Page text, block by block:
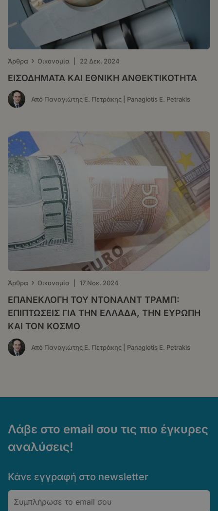
Άρθρα › Οικονομία 22 Δεκ. 2024
ΕΙΣΟΔΗΜΑΤΑ ΚΑΙ ΕΘΝΙΚΗ ΑΝΘΕΚΤΙΚΟΤΗΤΑ
Από Παναγιώτης Ε. Πετράκης | Panagiotis E. Petrakis
Άρθρα › Οικονομία 17 Νοε. 2024
ΕΠΑΝΕΚΛΟΓΗ ΤΟΥ ΝΤΟΝΑΛΝΤ ΤΡΑΜΠ:
ΕΠΙΠΤΩΣΕΙΣ ΓΙΑ ΤΗΝ ΕΛΛΑΔΑ, ΤΗΝ ΕΥΡΩΠΗ
ΚΑΙ ΤΟΝ ΚΟΣΜΟ
Από Παναγιώτης Ε. Πετράκης | Panagiotis E. Petrakis
Λάβε στο email σου τις πιο έγκυρες
αναλύσεις!
Κάνε εγγραφή στο newsletter
Email